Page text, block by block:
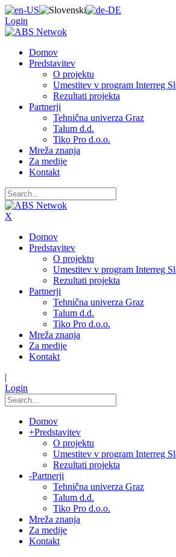
Login
Domov
Predstavitev
O projektu
Umestitev v program Interreg
Rezultati projekta
Partnerji
Tehnična univerza Graz
Talum d.d.
Tiko Pro d.o.o.
Mreža znanja
Za medije
Kontakt
X
Domov
Predstavitev
O projektu
Umestitev v program Interreg
Rezultati projekta
Partnerji
Tehnična univerza Graz
Talum d.d.
Tiko Pro d.o.o.
Mreža znanja
Za medije
Kontakt
|
Login
Domov
+Predstavitev
O projektu
Umestitev v program Interreg
Rezultati projekta
-Partnerji
Tehnična univerza Graz
Talum d.d.
Tiko Pro d.o.o.
Mreža znanja
Za medije
Kontakt